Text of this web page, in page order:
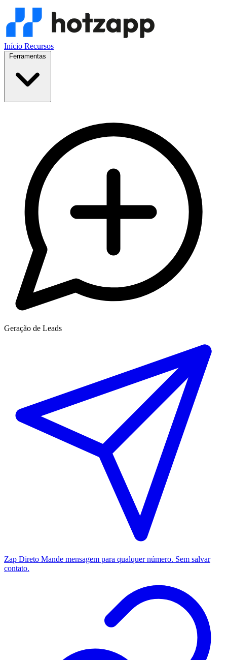
Início Recursos
Geração de Leads
Zap Direto Mande mensagem para qualquer número. Sem salvar
contato.